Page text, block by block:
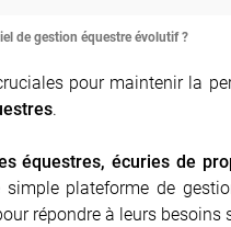
de gestion équestre évolutif ?
pour maintenir la
.
équestres, écuries de
plateforme de
répondre à leurs